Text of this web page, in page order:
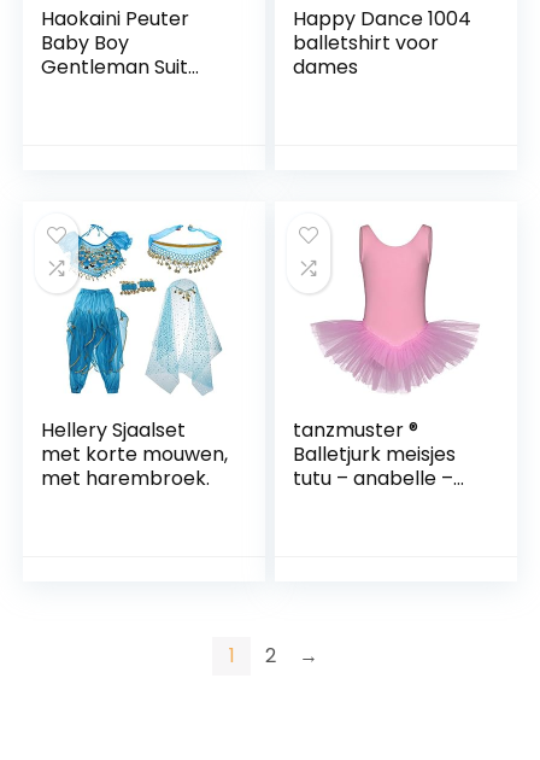
Haokaini Peuter
Baby Boy
Gentleman Suit
Happy Dance 1004
balletshirt voor
dames
Hellery Sjaalset
met korte mouwen,
met harembroek.
tanzmuster ®
Balletjurk meisjes
tutu – anabelle –
1 2 →